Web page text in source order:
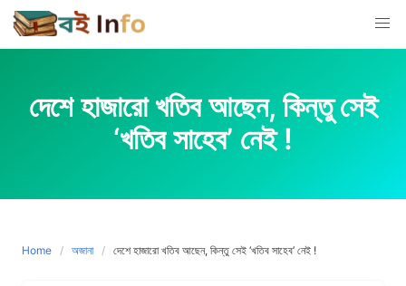
Skip
to
content
দেশে হাজারো খতিব আছেন, কিন্তু সেই
‘খতিব সাহেব’ নেই !
Home অজানা দেশে হাজারো খতিব আছেন, কিন্তু সেই ‘খতিব সাহেব’ নেই !